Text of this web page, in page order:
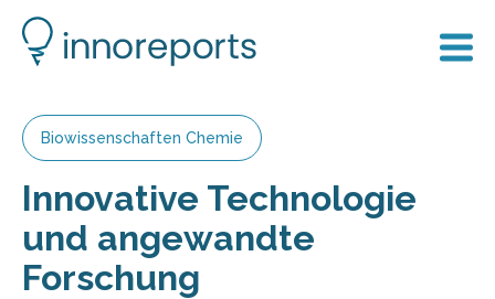
Biowissenschaften Chemie
Innovative Technologie
und angewandte
Forschung